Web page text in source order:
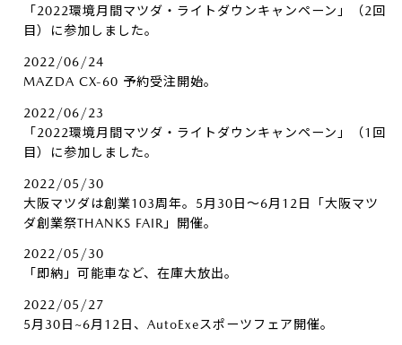
「2022環境月間マツダ・ライトダウンキャンペーン」（2回
目）に参加しました。
2022/06/24
MAZDA CX-60 予約受注開始。
2022/06/23
「2022環境月間マツダ・ライトダウンキャンペーン」（1回
目）に参加しました。
2022/05/30
大阪マツダは創業103周年。5月30日～6月12日「大阪マツ
ダ創業祭THANKS FAIR」開催。
2022/05/30
「即納」可能車など、在庫大放出。
2022/05/27
5月30日~6月12日、AutoExeスポーツフェア開催。